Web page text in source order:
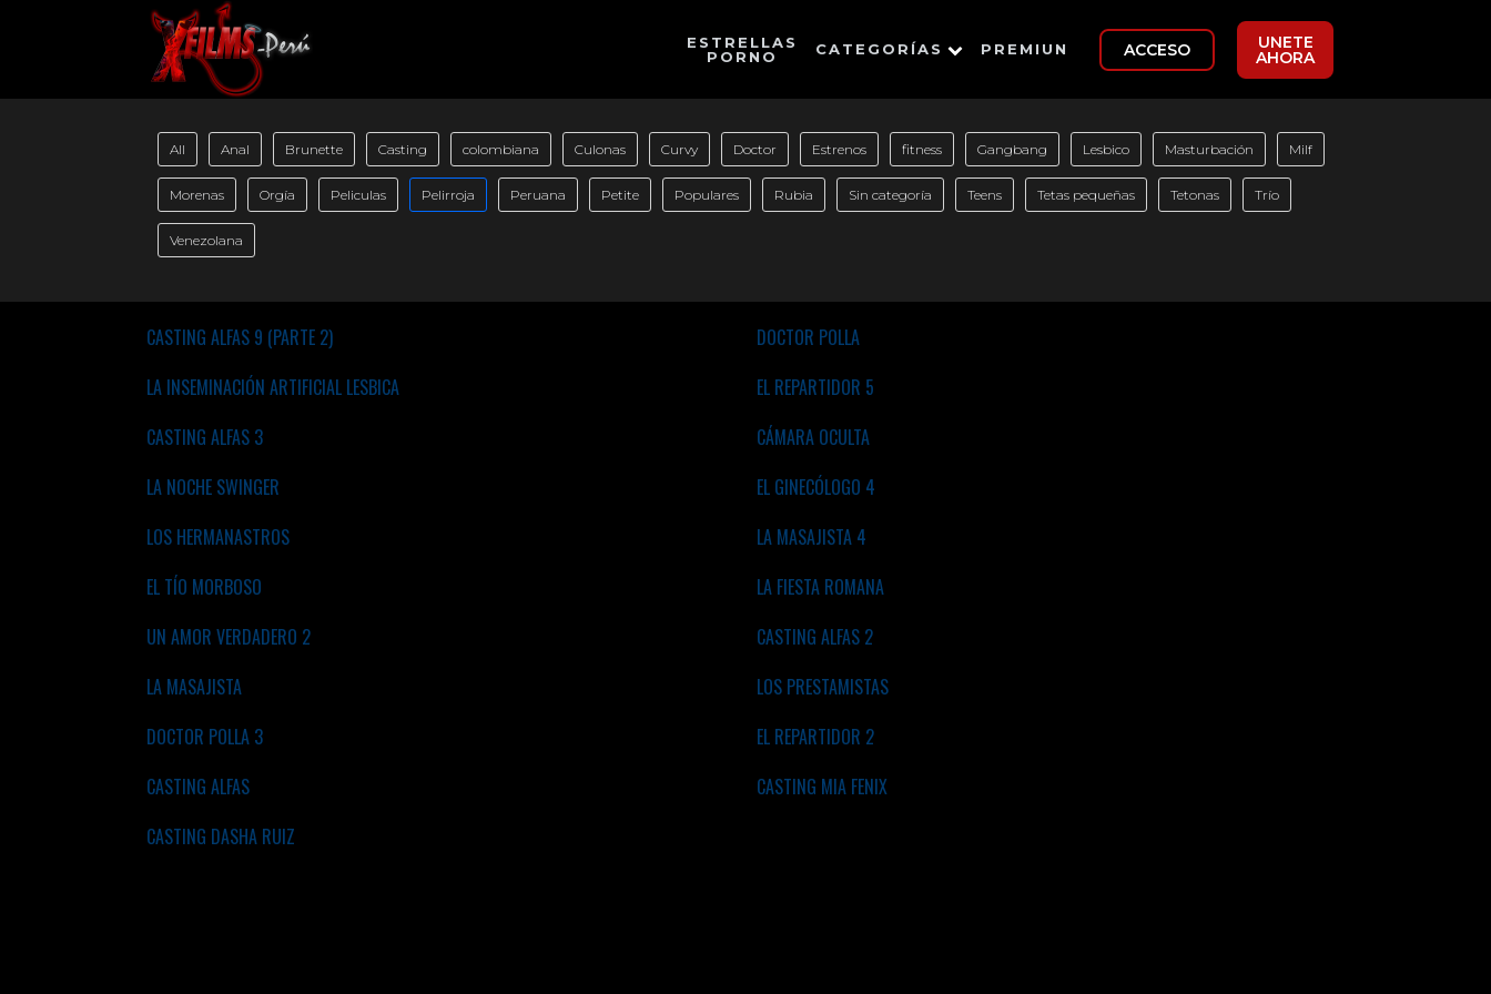
ESTRELLAS
PORNO
CATEGORÍAS PREMIUN ACCESO UNETE
AHORA
All Anal Brunette Casting colombiana Culonas Curvy Doctor Estrenos fitness Gangbang Lesbico Masturbación Milf
Morenas Orgía Peliculas Pelirroja Peruana Petite Populares Rubia Sin categoría Teens Tetas pequeñas Tetonas Trío
Venezolana
CASTING ALFAS 9 (PARTE 2)
DOCTOR POLLA
LA INSEMINACIÓN ARTIFICIAL LESBICA
EL REPARTIDOR 5
CASTING ALFAS 3
CÁMARA OCULTA
LA NOCHE SWINGER
EL GINECÓLOGO 4
LOS HERMANASTROS
LA MASAJISTA 4
EL TÍO MORBOSO
LA FIESTA ROMANA
UN AMOR VERDADERO 2
CASTING ALFAS 2
LA MASAJISTA
LOS PRESTAMISTAS
DOCTOR POLLA 3
EL REPARTIDOR 2
CASTING ALFAS
CASTING MIA FENIX
CASTING DASHA RUIZ